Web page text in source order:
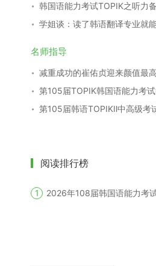
韩国语能力考试TOPIK之听力
学姐谈：读了韩语翻译专业就
名师指导
减重成功的崔佑贞迎来颜值最
阅读排行榜
2026年108届韩国语能力考试